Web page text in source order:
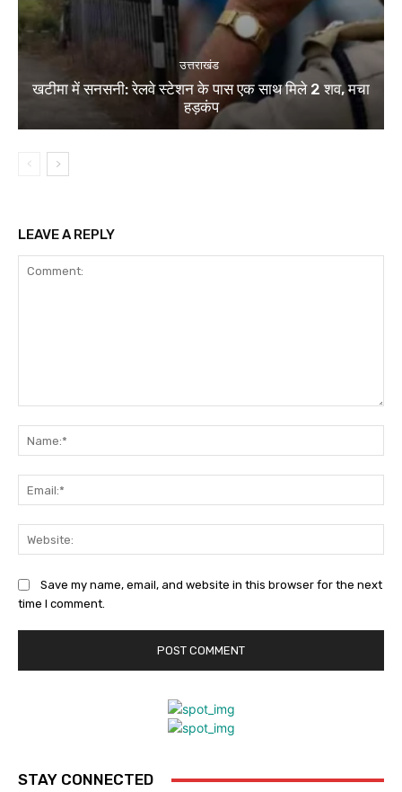
उत्तराखंड
खटीमा में सनसनी: रेलवे स्टेशन के पास एक साथ मिले 2 शव, मचा
हड़कंप
LEAVE A REPLY
Save my name, email, and website in this browser for the next
time I comment.
STAY CONNECTED